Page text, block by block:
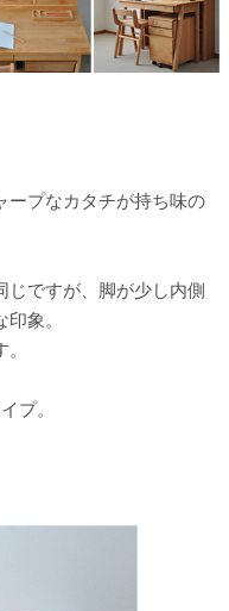
ープなカタチが持ち味の
じですが、脚が少し内側
象。
プ。